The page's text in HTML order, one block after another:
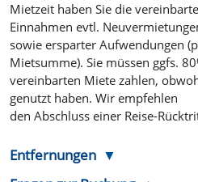
Mietzeit haben Sie die
Einnahmen evtl.
sowie ersparter Aufwendungen
Mietsumme). Sie müssen ggfs.
vereinbarten Miete zahlen,
genutzt haben. Wir empfehlen
den Abschluss einer Reise-
Entfernungen